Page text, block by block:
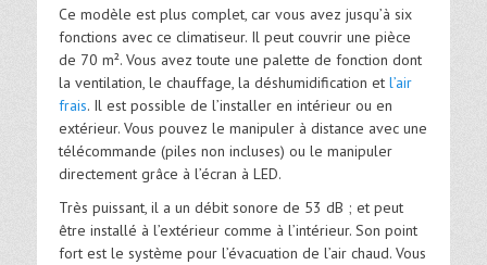
Ce modèle est plus complet, car vous avez jusqu’à six
fonctions avec ce climatiseur. Il peut couvrir une pièce
de 70 m². Vous avez toute une palette de fonction dont
la ventilation, le chauffage, la déshumidification et l’air
frais. Il est possible de l’installer en intérieur ou en
extérieur. Vous pouvez le manipuler à distance avec une
télécommande (piles non incluses) ou le manipuler
directement grâce à l’écran à LED.
Très puissant, il a un débit sonore de 53 dB ; et peut
être installé à l’extérieur comme à l’intérieur. Son point
fort est le système pour l’évacuation de l’air chaud. Vous